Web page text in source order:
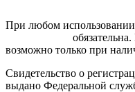
При любом
возможно только при
Свидетельство о
выдано Федеральной